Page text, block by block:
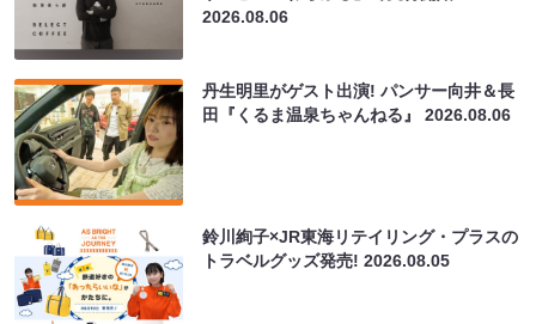
2026.08.06
丹生明里がゲスト出演! パンサー向井＆長
田『くるま温泉ちゃんねる』2026.08.06
鈴川絢子×JR東海リテイリング・プラスの
トラベルグッズ発売!2026.08.05